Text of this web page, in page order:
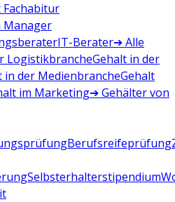
Manager
IT-Berater➔ Alle
LogistikbrancheGehalt in der
in der MedienbrancheGehalt
im Marketing➔ Gehälter von
Berufsreifeprüfung
Selbsterhalterstipendium